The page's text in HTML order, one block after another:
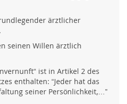
ärztlicher
seinen Willen ärztlich
ist in Artikel 2 des
enthalten: “Jeder hat das
seiner Persönlichkeit,…”